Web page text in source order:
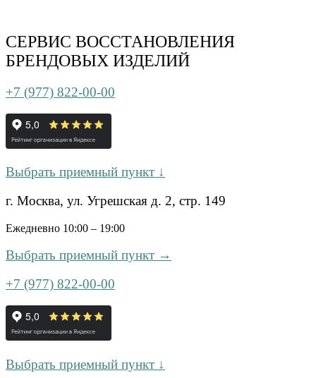
СЕРВИС ВОССТАНОВЛЕНИЯ
БРЕНДОВЫХ ИЗДЕЛИЙ
+7 (977) 822-00-00
Выбрать приемный пункт ↓
г. Москва, ул. Угрешская д. 2, стр. 149
Ежедневно 10:00 – 19:00
Выбрать приемный пункт →
+7 (977) 822-00-00
Выбрать приемный пункт ↓